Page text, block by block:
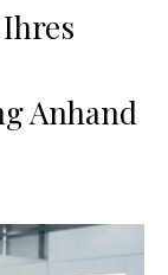
Anhand